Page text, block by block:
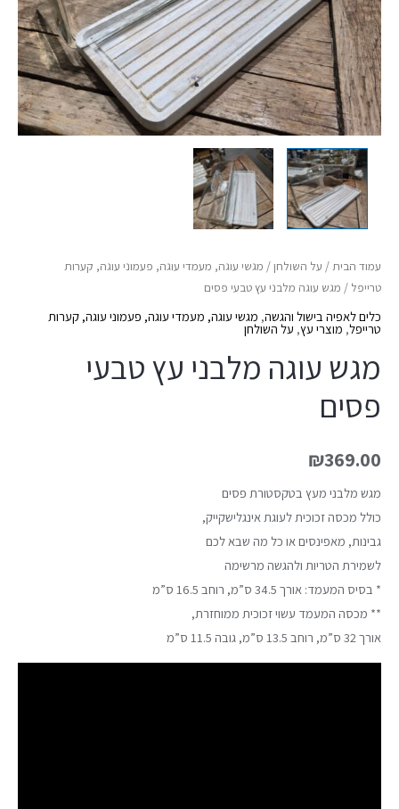
עמוד הבית/ על השולחן/ מגשי עוגה, מעמדי עוגה, פעמוני עוגה, קערות
טרייפל / מגש עוגה מלבני עץ טבעי פסים
כלים לאפיה בישול והגשה, מגשי עוגה, מעמדי עוגה, פעמוני עוגה, קערות
טרייפל, מוצרי עץ, על השולחן
מגש עוגה מלבני עץ טבעי
פסים
₪369.00
מגש מלבני מעץ בטקסטורת פסים
כולל מכסה זכוכית לעוגת אינגלישקייק,
גבינות, מאפינסים או כל מה שבא לכם
לשמירת הטריות ולהגשה מרשימה
* בסיס המעמד: אורך 34.5 ס”מ, רוחב 16.5 ס”מ
** מכסה המעמד עשוי זכוכית ממוחזרת,
אורך 32 ס”מ, רוחב 13.5 ס”מ, גובה 11.5 ס”מ